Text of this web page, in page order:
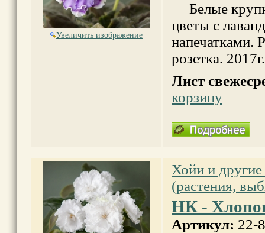
Увеличить изображение
Белые
цветы с
напечатками.
розетка. 2017г.
Лист
корзину
Хойи и другие
(растения,
НК -
Артикул: 22-